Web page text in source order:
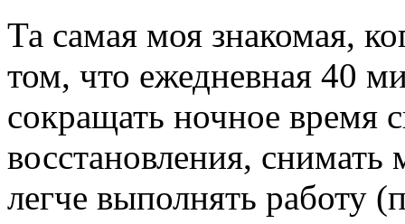
Та самая моя знакомая,
том, что ежедневная 40
сокращать ночное время
восстановления,
легче выполнять работу